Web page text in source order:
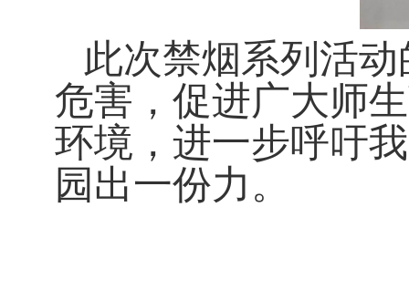
此次禁烟系列活
危害，促进广大师
环境，进一步呼吁
园出一份力。